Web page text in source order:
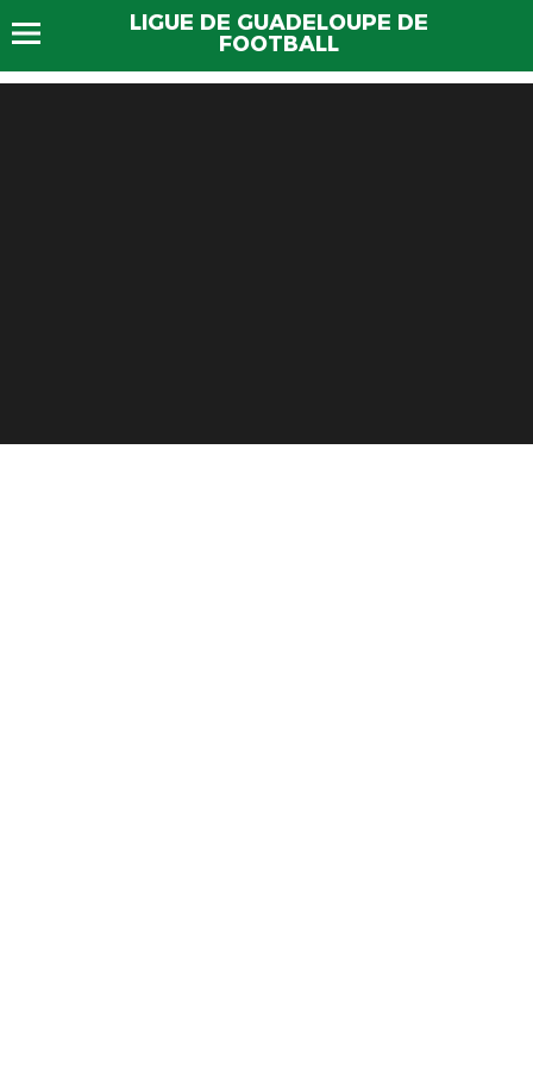
LIGUE DE GUADELOUPE DE
FOOTBALL